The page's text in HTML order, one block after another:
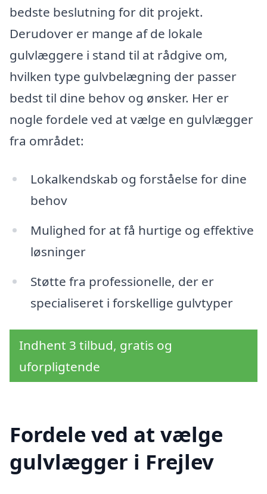
bedste beslutning for dit projekt.
Derudover er mange af de lokale
gulvlæggere i stand til at rådgive om,
hvilken type gulvbelægning der passer
bedst til dine behov og ønsker. Her er
nogle fordele ved at vælge en gulvlægger
fra området:
Lokalkendskab og forståelse for dine
behov
Mulighed for at få hurtige og effektive
løsninger
Støtte fra professionelle, der er
specialiseret i forskellige gulvtyper
Indhent 3 tilbud, gratis og
uforpligtende
Fordele ved at vælge
gulvlægger i Frejlev